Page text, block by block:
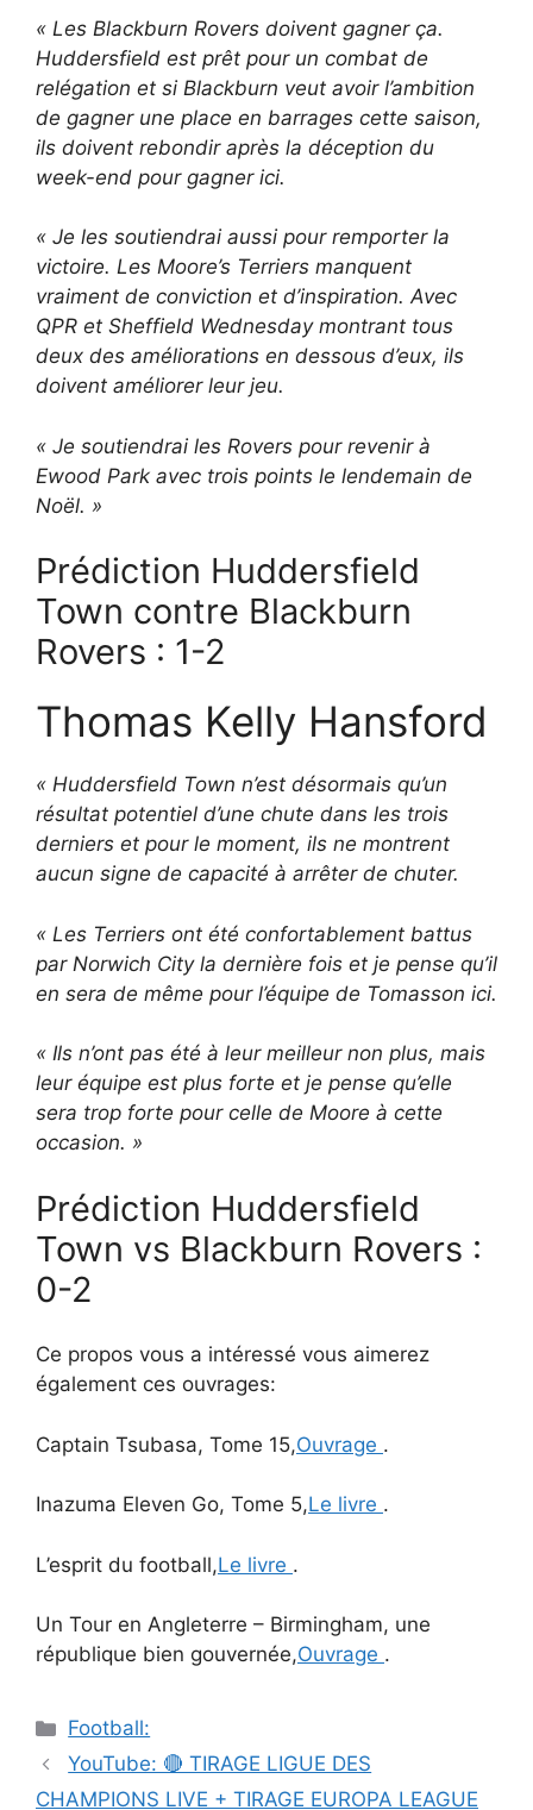
« Les Blackburn Rovers doivent gagner ça.
Huddersfield est prêt pour un combat de
relégation et si Blackburn veut avoir l’ambition
de gagner une place en barrages cette saison,
ils doivent rebondir après la déception du
week-end pour gagner ici.
« Je les soutiendrai aussi pour remporter la
victoire. Les Moore’s Terriers manquent
vraiment de conviction et d’inspiration. Avec
QPR et Sheffield Wednesday montrant tous
deux des améliorations en dessous d’eux, ils
doivent améliorer leur jeu.
« Je soutiendrai les Rovers pour revenir à
Ewood Park avec trois points le lendemain de
Noël. »
Prédiction Huddersfield
Town contre Blackburn
Rovers : 1-2
Thomas Kelly Hansford
« Huddersfield Town n’est désormais qu’un
résultat potentiel d’une chute dans les trois
derniers et pour le moment, ils ne montrent
aucun signe de capacité à arrêter de chuter.
« Les Terriers ont été confortablement battus
par Norwich City la dernière fois et je pense qu’il
en sera de même pour l’équipe de Tomasson ici.
« Ils n’ont pas été à leur meilleur non plus, mais
leur équipe est plus forte et je pense qu’elle
sera trop forte pour celle de Moore à cette
occasion. »
Prédiction Huddersfield
Town vs Blackburn Rovers :
0-2
Ce propos vous a intéressé vous aimerez
également ces ouvrages:
Captain Tsubasa, Tome 15,Ouvrage .
Inazuma Eleven Go, Tome 5,Le livre .
L’esprit du football,Le livre .
Un Tour en Angleterre – Birmingham, une
république bien gouvernée,Ouvrage .
Catégories
Football:
Navigation
des
YouTube: 🔴 TIRAGE LIGUE DES
CHAMPIONS LIVE + TIRAGE EUROPA LEAGUE